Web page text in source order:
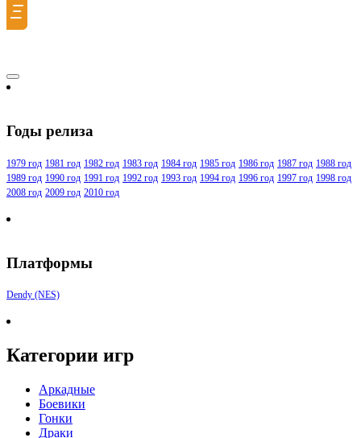
Ξ
Годы релиза
1979 год 1981 год 1982 год 1983 год 1984 год 1985 год 1986 год 1987 год 1988 год
1989 год 1990 год 1991 год 1992 год 1993 год 1994 год 1996 год 1997 год 1998 год
2008 год 2009 год 2010 год
Платформы
Dendy (NES)
Категории игр
Аркадные
Боевики
Гонки
Драки